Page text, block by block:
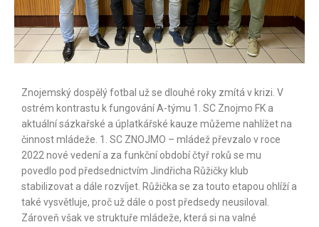
Znojemský dospělý fotbal už se dlouhé roky zmítá v krizi. V
ostrém kontrastu k fungování A-týmu 1. SC Znojmo FK a
aktuální sázkařské a úplatkářské kauze můžeme nahlížet na
činnost mládeže. 1. SC ZNOJMO – mládež převzalo v roce
2022 nové vedení a za funkční období čtyř roků se mu
povedlo pod předsednictvím Jindřicha Růžičky klub
stabilizovat a dále rozvíjet. Růžička se za touto etapou ohlíží a
také vysvětluje, proč už dále o post předsedy neusiloval.
Zároveň však ve struktuře mládeže, která si na valné